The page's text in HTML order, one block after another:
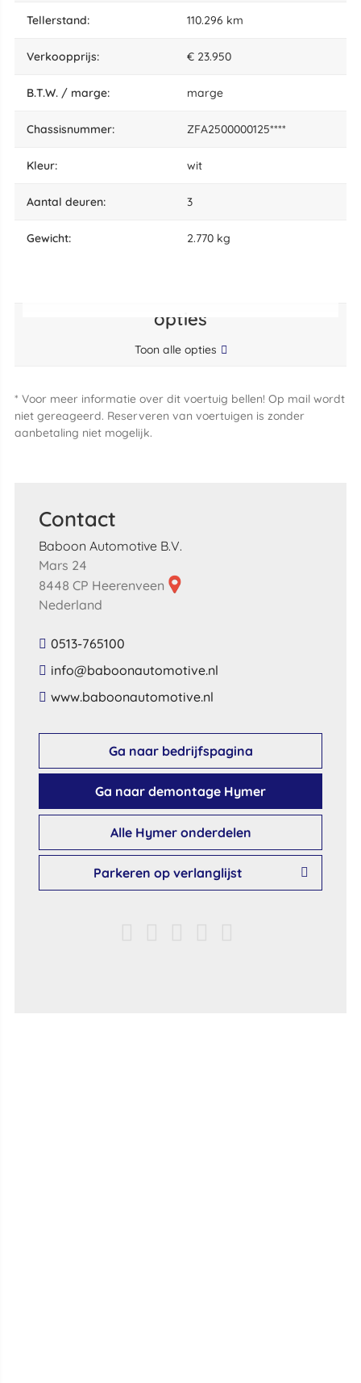
tellerstand: 110.296 km
Verkoopprijs: € 23.950
B.T.W. / marge: marge
chassisnummer: ZFA2500000125****
kleur: wit
aantal deuren: 3
gewicht: 2.770 kg
opties
Toon alle opties
* Voor meer informatie over dit voertuig bellen! Op mail wordt
niet gereageerd. Reserveren van voertuigen is zonder
aanbetaling niet mogelijk.
Contact
Baboon Automotive B.V.
Mars 24
8448 CP Heerenveen
Nederland
0513-765100
​info​@​baboonautomotive​.​nl​
​www​.​baboonautomotive​.​nl​
Ga naar bedrijfspagina
Ga naar demontage Hymer
Alle Hymer onderdelen
Parkeren op verlanglijst